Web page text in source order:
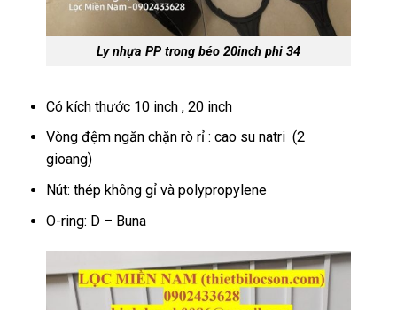
Ly nhựa PP trong béo 20inch phi 34
Có kích thước 10 inch , 20 inch
Vòng đệm ngăn chặn rò rỉ : cao su natri (2
gioang)
Nút: thép không gỉ và polypropylene
O-ring: D – Buna